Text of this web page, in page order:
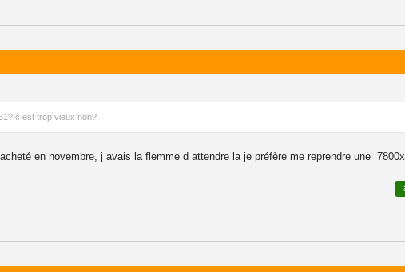
c est trop vieux non?
en novembre, j avais la flemme d attendre la je préfère me reprendre une